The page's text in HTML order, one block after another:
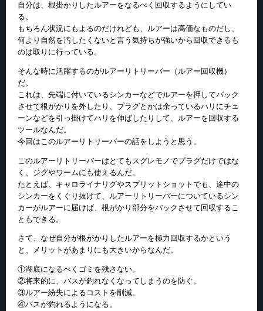
自分は、根掛かりしたルアーをなるべく回収するようにしてい
る。
もちろん状況にもよるのだけれども、ルアーは高価なものだし、
何より自然を汚したくないと言う気持ちが強いから回収できるも
のは取りに行っている。
そんな時に活躍するのがルアーリトリーバー（ルアー回収機）
だ。
これは、先端に付いているシンカーなどでルアーを押してバック
させて根がかりを外したり、プラグとかは余っているハリにチェ
ーンなどを引っ掛けてハリを伸ばしたりして、ルアーを回収する
ツールなんだ。
今回はこのルアーリトリーバーの話をしようと思う。
このルアーリトリーバーはとてもスグレモノでプラグだけではな
く、ジグやワームにも使えるんだ。
たとえば、キャロライナリグやスプリットショットでも、途中の
シンカーをくぐり抜けて、ルアーリトリーバーについているシン
カーがルアーに届けば、根がかり部分をバックさせて回収するこ
ともできる。
さて、なぜ自分が根がかりしたルアーを極力回収するかという
と、メリットがあまりにも大きいからなんだ。
①湖底になるべくゴミを残さない。
②将来的に、バスが釣れなくなってしまうのを防ぐ。
③ルアー紛失によるコストを削減。
④バスが釣れるようになる。